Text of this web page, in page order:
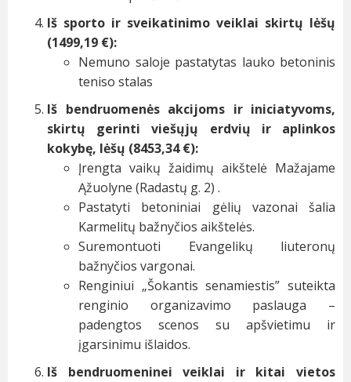
Iš sporto ir sveikatinimo veiklai skirtų lėšų
(1499,19 €):
Nemuno saloje pastatytas lauko betoninis
teniso stalas
Iš bendruomenės akcijoms ir iniciatyvoms,
skirtų gerinti viešųjų erdvių ir aplinkos
kokybę, lėšų (8453,34 €):
Įrengta vaikų žaidimų aikštelė Mažajame
Ąžuolyne (Radastų g. 2) .
Pastatyti betoniniai gėlių vazonai šalia
Karmelitų bažnyčios aikštelės.
Suremontuoti Evangelikų liuteronų
bažnyčios vargonai.
Renginiui „Šokantis senamiestis” suteikta
renginio organizavimo paslauga –
padengtos scenos su apšvietimu ir
įgarsinimu išlaidos.
Iš bendruomeninei veiklai ir kitai vietos